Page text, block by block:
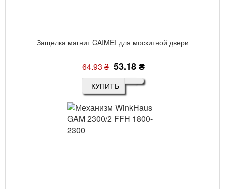
Защелка магнит CAIMEI для москитной двери
64.93 ₴ 53.18 ₴
КУПИТЬ